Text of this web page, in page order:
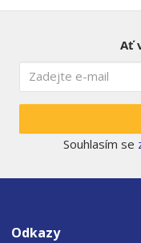
Ať
Souhlasím se
Odkazy